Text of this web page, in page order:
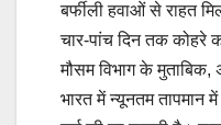
बर्फीली हवाओं से राहत
चार-पांच दिन तक कोहरे
मौसम विभाग के मुताबिक,
भारत में न्यूनतम तापमान में